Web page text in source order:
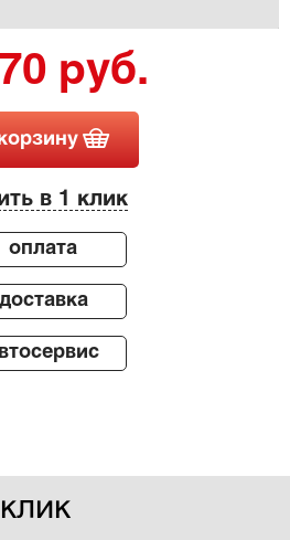
руб.
в 1 клик
оплата
доставка